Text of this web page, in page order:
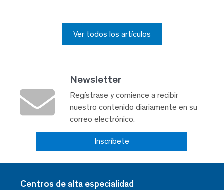
Ver todos los artículos
Newsletter
Regístrase y comience a recibir
nuestro contenido diariamente en su
correo electrónico.
Inscríbete
Centros de alta especialidad